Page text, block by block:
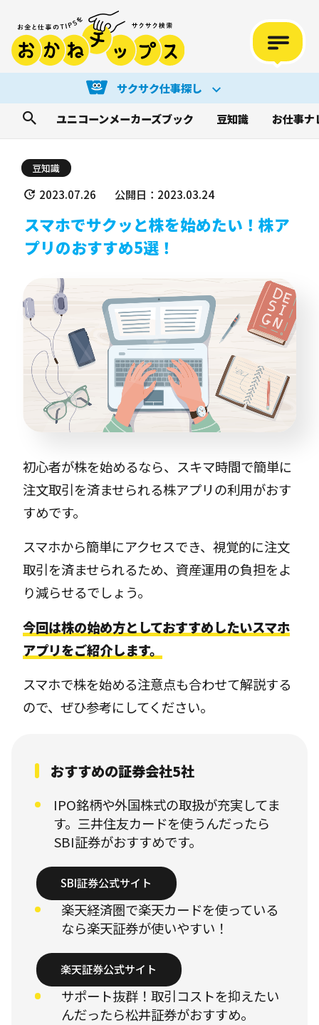
サクサク仕事探し
ユニコーンメーカーズブック
豆知識 お仕事ナ
豆知識
2023.07.26 公開日：2023.03.24
スマホでサクッと株を始めたい！株ア
プリのおすすめ5選！
初心者が株を始めるなら、スキマ時間で簡単に
注文取引を済ませられる株アプリの利用がおす
すめです。
スマホから簡単にアクセスでき、視覚的に注文
取引を済ませられるため、資産運用の負担をよ
り減らせるでしょう。
今回は株の始め方としておすすめしたいスマホ
アプリをご紹介します。
スマホで株を始める注意点も合わせて解説する
ので、ぜひ参考にしてください。
おすすめの証券会社5社
IPO銘柄や外国株式の取扱が充実してま
す。三井住友カードを使うんだったら
SBI証券がおすすめです。
SBI証券公式サイト
楽天経済圏で楽天カードを使っている
なら楽天証券が使いやすい！
楽天証券公式サイト
サポート抜群！取引コストを抑えたい
んだったら松井証券がおすすめ。